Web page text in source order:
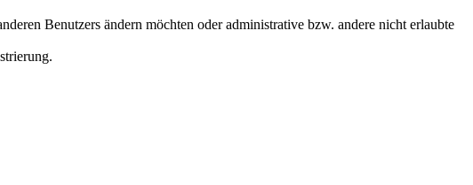
Benutzers ändern möchten oder administrative bzw. andere nicht erlaubte